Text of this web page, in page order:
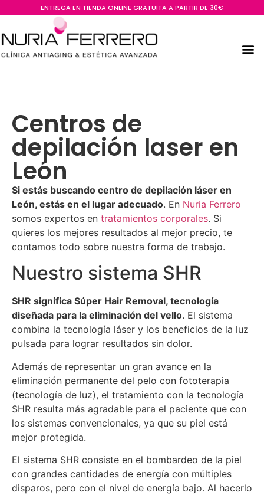
ENTREGA EN TIENDA ONLINE GRATUITA A PARTIR DE 30€
Centros de
depilación laser en
León
Si estás buscando centro de depilación láser en
León, estás en el lugar adecuado. En Nuria Ferrero
somos expertos en tratamientos corporales. Si
quieres los mejores resultados al mejor precio, te
contamos todo sobre nuestra forma de trabajo.
Nuestro sistema SHR
SHR significa Súper Hair Removal, tecnología
diseñada para la eliminación del vello. El sistema
combina la tecnología láser y los beneficios de la luz
pulsada para lograr resultados sin dolor.
Además de representar un gran avance en la
eliminación permanente del pelo con fototerapia
(tecnología de luz), el tratamiento con la tecnología
SHR resulta más agradable para el paciente que con
los sistemas convencionales, ya que su piel está
mejor protegida.
El sistema SHR consiste en el bombardeo de la piel
con grandes cantidades de energía con múltiples
disparos, pero con el nivel de energía bajo. Al hacerlo